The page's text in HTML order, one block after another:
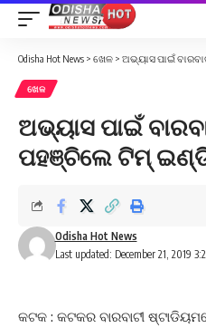
Odisha Hot News > ଖେଳ > ଅଭ୍ୟାସ ପାଇଁ
ଖେଳ
ଅଭ୍ୟାସ ପାଇଁ
ପହଞ୍ଚିଲେ ଟିମ୍
Last updated: December 21, 2019
Odisha Hot News
କଟକ : କଟକର ବାରବାଟୀ